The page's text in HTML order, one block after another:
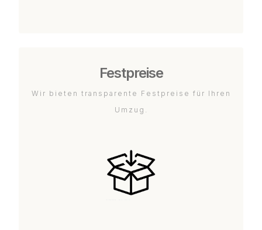
Festpreise
Wir bieten transparente Festpreise für Ihren
Umzug.